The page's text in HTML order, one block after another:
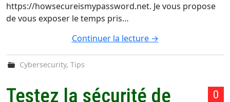
https://howsecureismypassword.net. Je vous propose
de vous exposer le temps pris…
Continuer la lecture →
Cybersecurity,Tips
0
Testez la sécurité de